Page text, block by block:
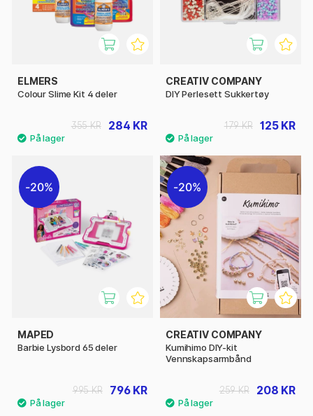
ELMERS
Colour Slime Kit 4 deler
284 KR
355 KR
CREATIV COMPANY
DIY Perlesett Sukkertøy
125 KR
179 KR
20%
MAPED
Barbie Lysbord 65 deler
796 KR
995 KR
20%
CREATIV COMPANY
Kumihimo DIY-kit
Vennskapsarmbånd
208 KR
259 KR